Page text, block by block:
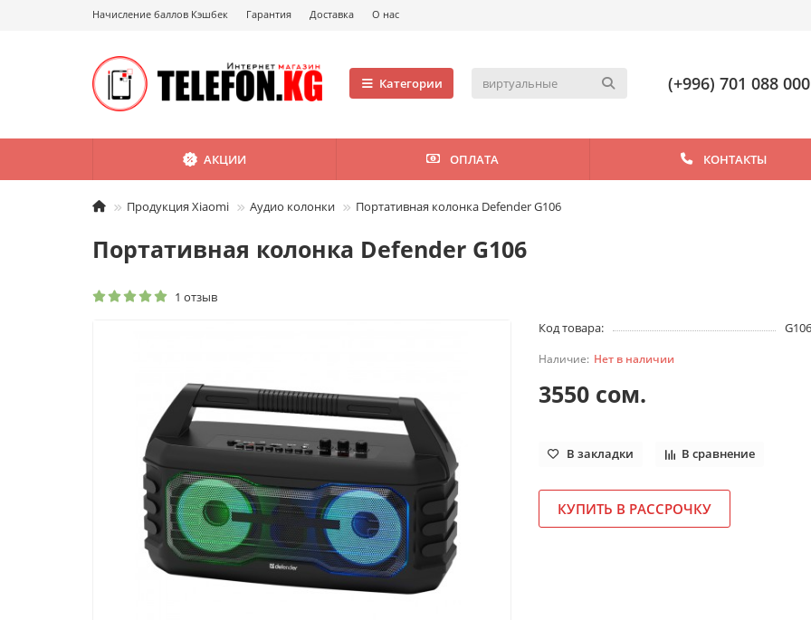
Начисление баллов Кэшбек Гарантия Доставка О нас
Категории (+996) 701 088 000
АКЦИИ ОПЛАТА КОНТАКТЫ
Продукция Xiaomi Аудио колонки Портативная колонка Defender G106
Портативная колонка Defender G106
1 отзыв
Код товара:
G106
Нет в наличии
3550 сом.
В закладки В сравнение
КУПИТЬ В РАССРОЧКУ